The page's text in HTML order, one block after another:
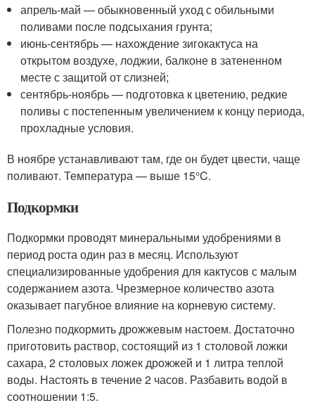
апрель-май — обыкновенный уход с обильными
поливами после подсыхания грунта;
июнь-сентябрь — нахождение зигокактуса на
открытом воздухе, лоджии, балконе в затененном
месте с защитой от слизней;
сентябрь-ноябрь — подготовка к цветению, редкие
поливы с постепенным увеличением к концу периода,
прохладные условия.
В ноябре устанавливают там, где он будет цвести, чаще
поливают. Температура — выше 15°C.
Подкормки
Подкормки проводят минеральными удобрениями в
период роста один раз в месяц. Используют
специализированные удобрения для кактусов с малым
содержанием азота. Чрезмерное количество азота
оказывает пагубное влияние на корневую систему.
Полезно подкормить дрожжевым настоем. Достаточно
приготовить раствор, состоящий из 1 столовой ложки
сахара, 2 столовых ложек дрожжей и 1 литра теплой
воды. Настоять в течение 2 часов. Разбавить водой в
соотношении 1:5.